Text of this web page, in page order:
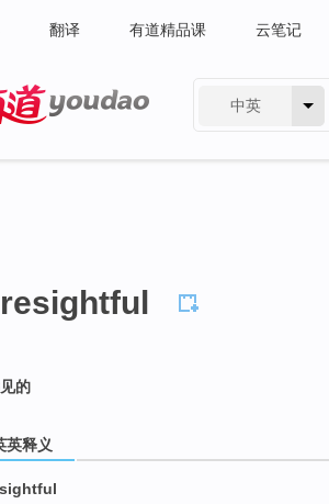
翻译 有道精品课 云笔记
中英
的
英释义